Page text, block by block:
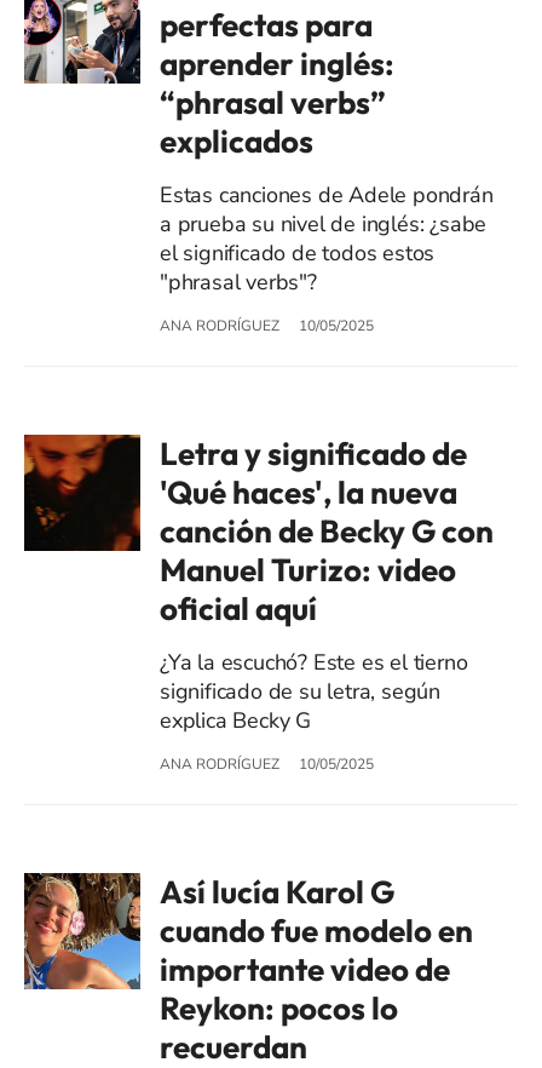
perfectas para
aprender inglés:
“phrasal verbs”
explicados
Estas canciones de Adele pondrán
a prueba su nivel de inglés: ¿sabe
el significado de todos estos
"phrasal verbs"?
ANA RODRÍGUEZ 10/05/2025
Letra y significado de
'Qué haces', la nueva
canción de Becky G con
Manuel Turizo: video
oficial aquí
¿Ya la escuchó? Este es el tierno
significado de su letra, según
explica Becky G
ANA RODRÍGUEZ 10/05/2025
Así lucía Karol G
cuando fue modelo en
importante video de
Reykon: pocos lo
recuerdan